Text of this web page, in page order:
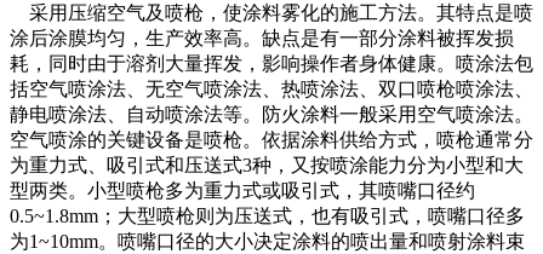
采用压缩空气及喷枪，使涂料雾化的施工方法。其特点是喷
涂后涂膜均匀，生产效率高。缺点是有一部分涂料被挥发损
耗，同时由于溶剂大量挥发，影响操作者身体健康。喷涂法包
括空气喷涂法、无空气喷涂法、热喷涂法、双口喷枪喷涂法、
静电喷涂法、自动喷涂法等。防火涂料一般采用空气喷涂法。
空气喷涂的关键设备是喷枪。依据涂料供给方式，喷枪通常分
为重力式、吸引式和压送式3种，又按喷涂能力分为小型和大
型两类。小型喷枪多为重力式或吸引式，其喷嘴口径约
0.5~1.8mm；大型喷枪则为压送式，也有吸引式，喷嘴口径多
为1~10mm。喷嘴口径的大小决定涂料的喷出量和喷射涂料束